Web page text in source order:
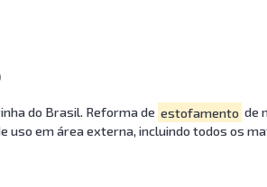
do Brasil. Reforma de estofamento de
uso em área externa, incluindo todos os